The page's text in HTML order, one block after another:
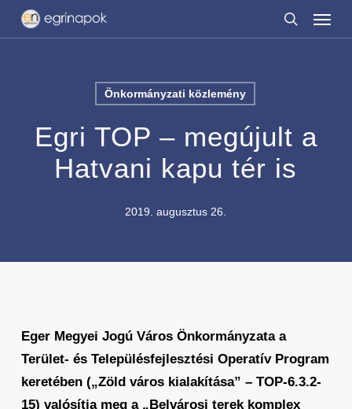
Skip
search
Menu
Önkormányzati közlemény
Egri TOP – megújult a
Hatvani kapu tér is
2019. augusztus 26.
Eger Megyei Jogú Város Önkormányzata a
Terület- és Településfejlesztési Operatív Program
keretében („Zöld város kialakítása” – TOP-6.3.2-
15) valósítja meg a „Belvárosi terek komplex